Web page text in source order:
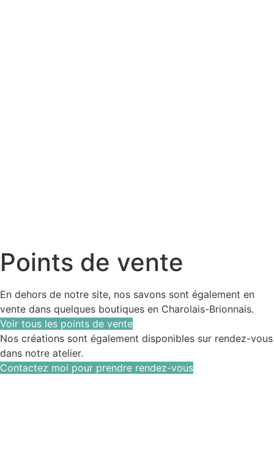
Points de vente
En dehors de notre site, nos savons sont également en
vente dans quelques boutiques en Charolais-Brionnais.
Voir tous les points de vente
Nos créations sont également disponibles sur rendez-vous
dans notre atelier.
Contactez moi pour prendre rendez-vous